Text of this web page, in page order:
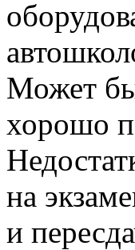
Может
хорошо
на
и